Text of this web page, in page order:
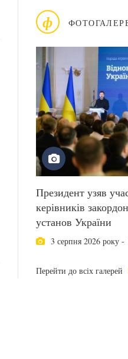
ф
Президент узяв
керівників
установ України
3 серпня 2026 року -
Перейти до всіх галерей